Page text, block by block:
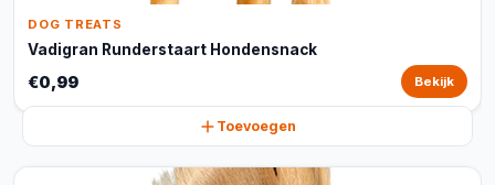
DOG TREATS
Vadigran Runderstaart Hondensnack
€0,99 Bekijk
Toevoegen